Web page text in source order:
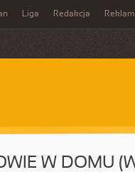
Liga Redakcja
W DOMU